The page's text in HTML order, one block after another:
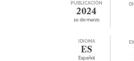
PUBLICACIÓN
2024
10 de marzo
IDIOMA
ES
Español